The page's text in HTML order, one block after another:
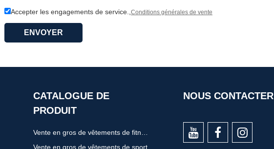
Accepter les engagements de service., Conditions générales de vente
ENVOYER
CATALOGUE DE
PRODUIT
Vente en gros de vêtements de sport
NOUS CONTACTER